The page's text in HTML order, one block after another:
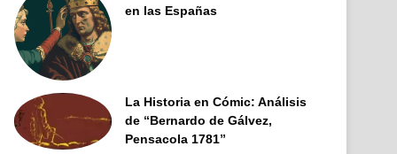
en las Españas
La Historia en Cómic: Análisis
de “Bernardo de Gálvez,
Pensacola 1781”